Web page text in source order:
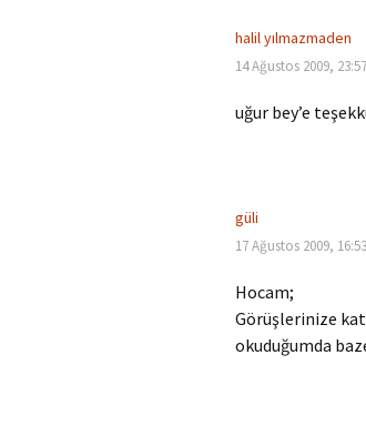
halil yılmazmaden
14 Ağustos 2009, 23:57
uğur bey’e
güli
17 Ağustos 2009, 16:53
Hocam;
Görüşlerinize
okuduğumda